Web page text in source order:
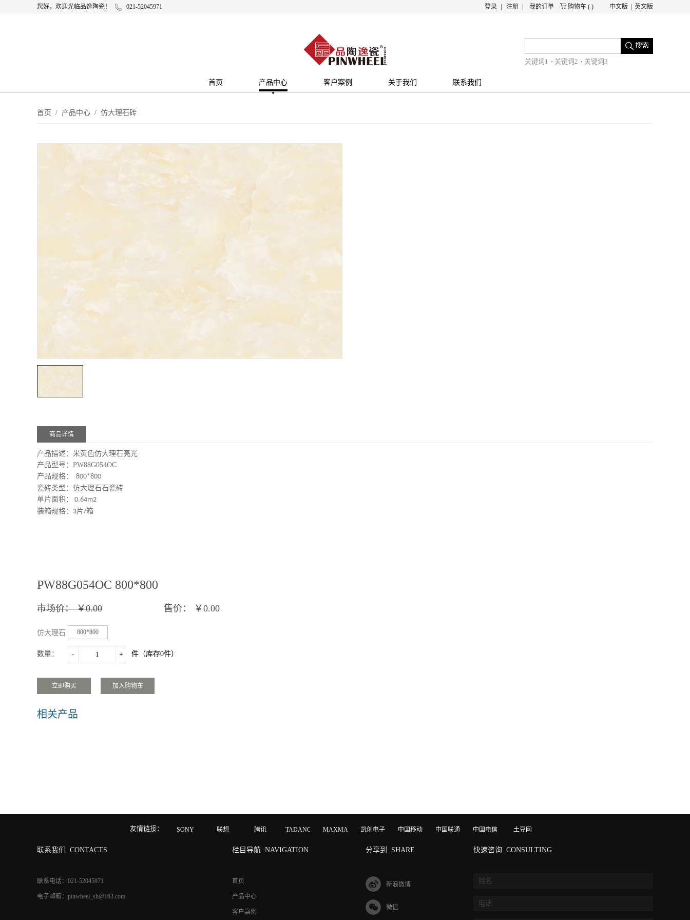
您好，欢迎光临品逸陶瓷！ 021-52045971 中文版 英文版
购物车 ( )
我的订单
登录 注册
关键词1 关键词2 关键词3
首页 产品中心 客户案例 关于我们 联系我们
首页 / 产品中心 / 仿大理石砖
商品详情
产品描述：米黄色仿大理石亮光
产品型号：PW88G054OC
产品规格：
800*800
瓷砖类型：仿大理石石瓷砖
单片面积：
0.64m2
装箱规格： 3片/箱
PW88G054OC 800*800
售价： ￥0.00
市场价： ￥0.00
仿大理石
瓷砖规
800*800
数量： - + 件（库存0件）
相关产品
友情链接： SONY 联想 腾讯 TADANO MAXMAGIC 凯创电子 中国移动 中国联通 中国电信 土豆网
联系我们 CONTACTS
联系电话：021-52045971
电子邮箱：pinwheel_sh@163.com
栏目导航 NAVIGATION
首页
产品中心
客户案例
分享到 SHARE
新浪微博
微信
快速咨询 CONSULTING